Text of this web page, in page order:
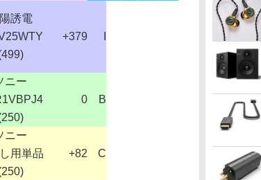
誘電
+379
ニー
0 B
ニー
用単品
+82 C